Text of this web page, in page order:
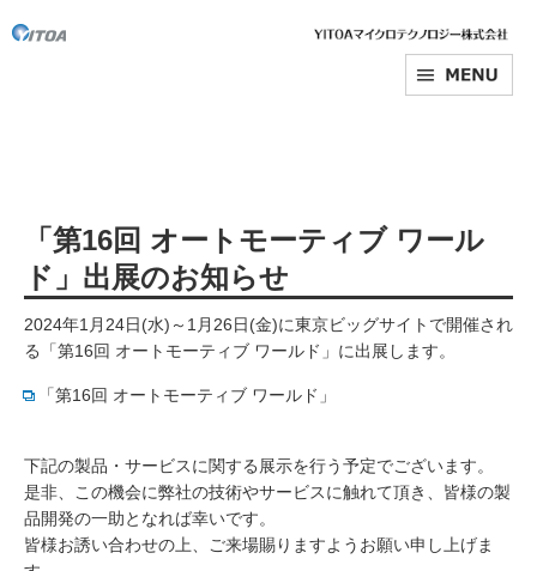
「第16回 オートモーティブ ワール
ド」出展のお知らせ
2024年1月24日(水)～1月26日(金)に東京ビッグサイトで開催され
る「第16回 オートモーティブ ワールド」に出展します。
「第16回 オートモーティブ ワールド」
下記の製品・サービスに関する展示を行う予定でございます。
是非、この機会に弊社の技術やサービスに触れて頂き、皆様の製
品開発の一助となれば幸いです。
皆様お誘い合わせの上、ご来場賜りますようお願い申し上げま